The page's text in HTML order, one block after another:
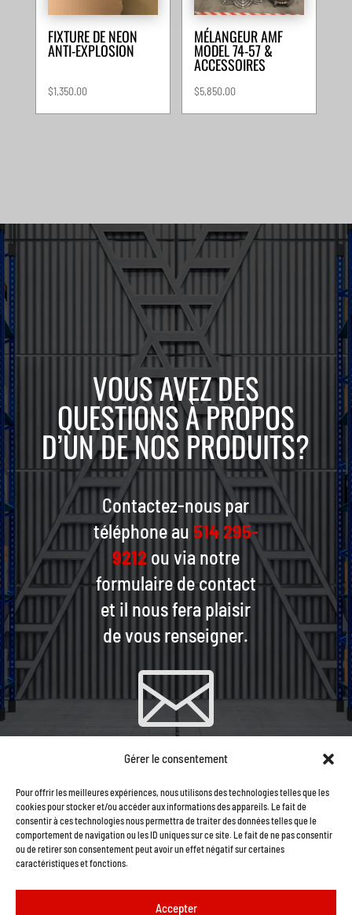
Gérer le consentement
Pour offrir les meilleures expériences, nous utilisons des technologies telles que les
cookies pour stocker et/ou accéder aux informations des appareils. Le fait de
consentir à ces technologies nous permettra de traiter des données telles que le
comportement de navigation ou les ID uniques sur ce site. Le fait de ne pas consentir
ou de retirer son consentement peut avoir un effet négatif sur certaines
caractéristiques et fonctions.
Accepter
FIXTURE DE NEON
ANTI-EXPLOSION
$1,350.00
MÉLANGEUR AMF
MODEL 74-57 &
ACCESSOIRES
$5,850.00
VOUS AVEZ DES
QUESTIONS À PROPOS
D’UN DE NOS PRODUITS?
Contactez-nous par
téléphone au 514 295-
9212ou via notre
formulaire de contact
et il nous fera plaisir
de vous renseigner.

COURRIEL